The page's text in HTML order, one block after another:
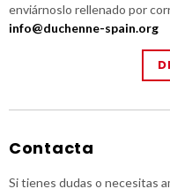
enviárnoslo rellenado por
info@duchenne-spain.org
Contacta
Si tienes dudas o necesitas